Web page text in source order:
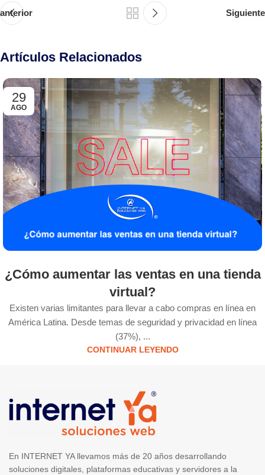
anterior Siguiente
Artículos Relacionados
29
AGO
¿Cómo aumentar las ventas en una tienda
virtual?
Existen varias limitantes para llevar a cabo compras en línea en
América Latina. Desde temas de seguridad y privacidad en línea
(37%), ...
CONTINUAR LEYENDO
En INTERNET YA llevamos más de 20 años desarrollando
soluciones digitales, plataformas educativas y servidores a la